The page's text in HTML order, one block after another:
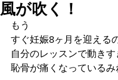
風が吹く！
もう
すぐ妊娠8ヶ月を迎える
自分のレッスンで動きす
恥骨が痛くなっているみ